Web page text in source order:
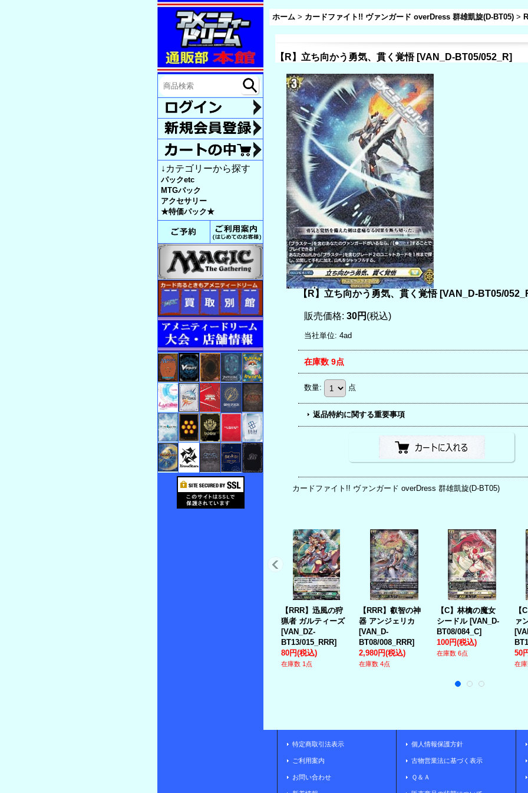
ホーム > カードファイト!! ヴァンガード overDress 群雄凱旋(D-BT05) >
↓カテゴリーから探す
パックetc
MTGパック
アクセサリー
★特価パック★
【R】立ち向かう勇気、貫く覚悟 [VAN_D-BT05/052_R]
【R】立ち向かう勇気、貫く覚悟 [VAN_D-BT05/
販売価格: 30円 (税込)
当社単位: 4ad
在庫数 9点
数量: 点
返品特約に関する重要事項
カードファイト!! ヴァンガード overDress 群雄凱旋(D-BT05)
【RRR】迅風の狩
猟者 ガルティーズ
[VAN_DZ-
BT13/015_RRR]
80円(税込)
在庫数 1点
【RRR】叡智の神
器 アンジェリカ
[VAN_D-
BT08/008_RRR]
2,980円(税込)
在庫数 4点
【C】林檎の魔女
シードル [VAN_D-
BT08/084_C]
100円(税込)
在庫数 6点
【
ァ
[
50
在
特定商取引法表示
ご利用案内
お問い合わせ
個人情報保護方針
古物営業法に基づく表示
Ｑ＆Ａ